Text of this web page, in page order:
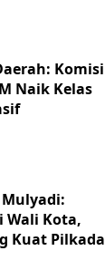
Komisi
Naik Kelas
Wali Kota,
Kuat Pilkada